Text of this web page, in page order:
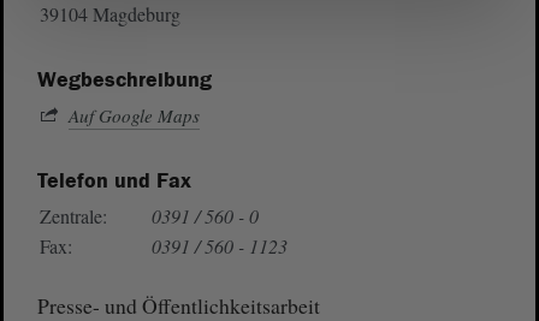
39104 Magdeburg
Wegbeschreibung
Auf Google Maps
Telefon und Fax
Zentrale:
0391 / 560 - 0
Fax:
0391 / 560 - 1123
Presse- und Öffentlichkeitsarbeit